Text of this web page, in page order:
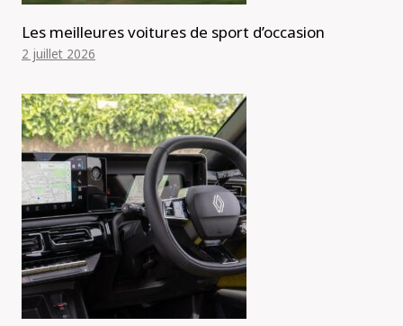
Les meilleures voitures de sport d’occasion
2 juillet 2026